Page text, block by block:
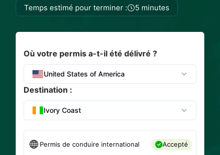
Temps estimé pour terminer : 5 minutes
Où votre permis a-t-il été délivré ?
United States of America
Destination :
Ivory Coast
Permis de conduire international Accepté